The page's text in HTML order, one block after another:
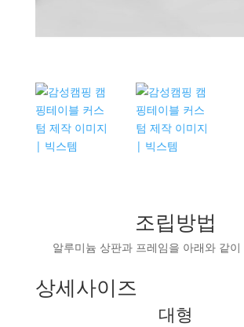
조립방법
알루미늄 상판과 프레임을 아래와 같
상세사이즈
대형